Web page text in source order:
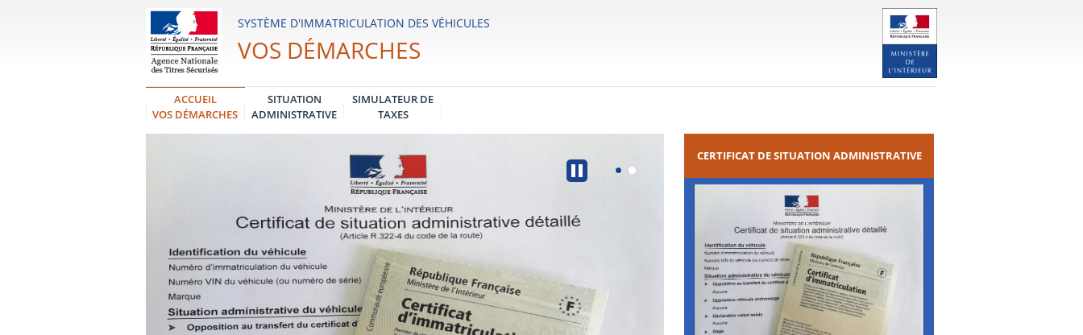
Système
d'Immatriculation
des
Véhicules
SYSTÈME D'IMMATRICULATION DES VÉHICULES
VOS DÉMARCHES
ACCUEIL
VOS DÉMARCHES
SITUATION
ADMINISTRATIVE
SIMULATEUR DE
TAXES
CERTIFICAT DE SITUATION ADMINISTRATIVE